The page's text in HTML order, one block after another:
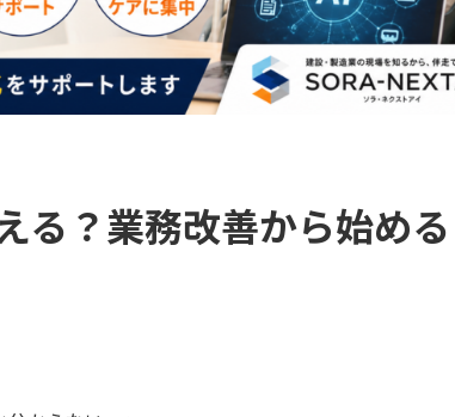
る？業務改善から始める